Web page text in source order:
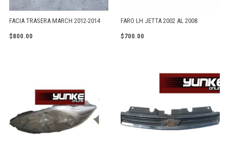
FACIA TRASERA MARCH 2012-2014
$800.00
FARO LH JETTA 2002 AL 2008
$700.00